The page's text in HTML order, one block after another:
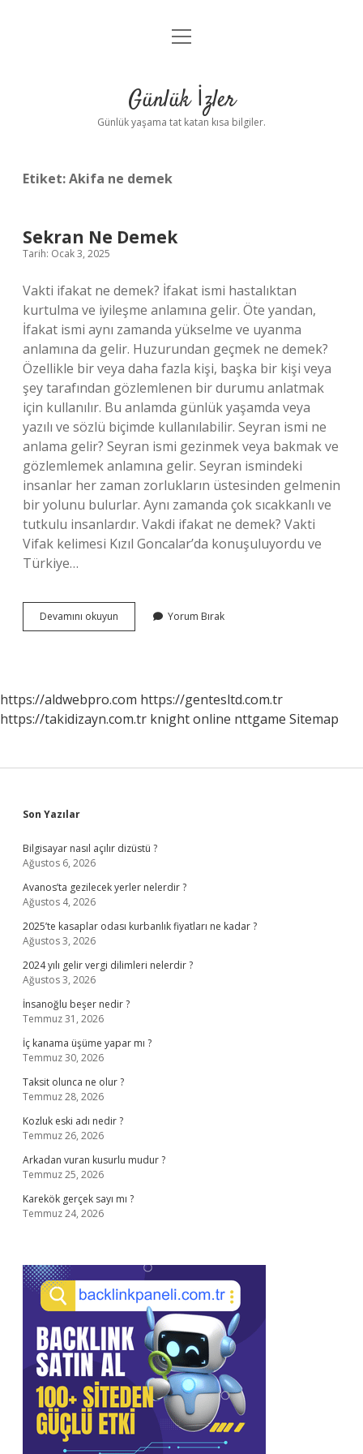
Anasayfa
Yasal Uyarı
menüyü
Günlük İzler
Günlük yaşama tat katan kısa bilgiler.
Etiket:Akifa ne demek
Sekran Ne Demek
Tarih: Ocak 3, 2025
Vakti ifakat ne demek? İfakat ismi hastalıktan
kurtulma ve iyileşme anlamına gelir. Öte yandan,
İfakat ismi aynı zamanda yükselme ve uyanma
anlamına da gelir. Huzurundan geçmek ne demek?
Özellikle bir veya daha fazla kişi, başka bir kişi veya
şey tarafından gözlemlenen bir durumu anlatmak
için kullanılır. Bu anlamda günlük yaşamda veya
yazılı ve sözlü biçimde kullanılabilir. Seyran ismi ne
anlama gelir? Seyran ismi gezinmek veya bakmak ve
gözlemlemek anlamına gelir. Seyran ismindeki
insanlar her zaman zorlukların üstesinden gelmenin
bir yolunu bulurlar. Aynı zamanda çok sıcakkanlı ve
tutkulu insanlardır. Vakdi ifakat ne demek? Vakti
Vifak kelimesi Kızıl Goncalar’da konuşuluyordu ve
Türkiye…
Devamını okuyun
Ne
Yorum Bırak
https://aldwebpro.com https://gentesltd.com.tr
https://takidizayn.com.tr knight online nttgame Sitemap
Sidebar
Son Yazılar
Bilgisayar nasıl açılır dizüstü ?
Ağustos 6, 2026
Avanos’ta gezilecek yerler nelerdir ?
Ağustos 4, 2026
2025’te kasaplar odası kurbanlık fiyatları ne kadar ?
Ağustos 3, 2026
2024 yılı gelir vergi dilimleri nelerdir ?
Ağustos 3, 2026
İnsanoğlu beşer nedir ?
Temmuz 31, 2026
İç kanama üşüme yapar mı ?
Temmuz 30, 2026
Taksit olunca ne olur ?
Temmuz 28, 2026
Kozluk eski adı nedir ?
Temmuz 26, 2026
Arkadan vuran kusurlu mudur ?
Temmuz 25, 2026
Karekök gerçek sayı mı ?
Temmuz 24, 2026